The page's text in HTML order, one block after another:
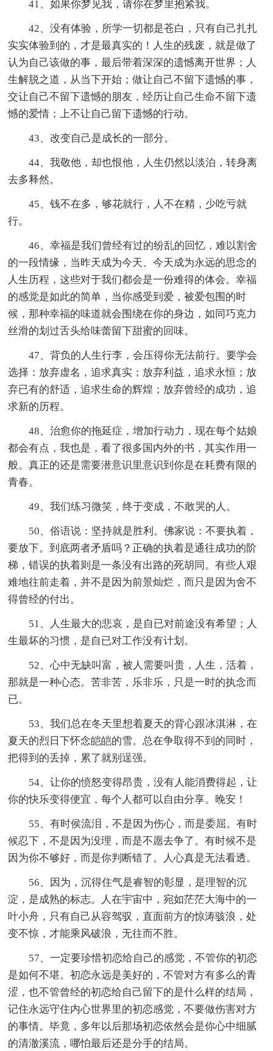
41、如果你梦见我，请你在梦里抱紧我。
42、没有体验，所学一切都是苍白，只有自己扎扎
实实体验到的，才是最真实的！人生的残废，就是做了
认为自己该做的事，最后带着深深的遗憾离开世界；人
生解脱之道，从当下开始；做让自己不留下遗憾的事，
交让自己不留下遗憾的朋友，经历让自己生命不留下遗
憾的爱情；上不让自己留下遗憾的行动。
43、改变自己是成长的一部分。
44、我敬他，却也恨他，人生仍然以淡泊，转身离
去多释然。
45、钱不在多，够花就行，人不在精，少吃亏就
行。
46、幸福是我们曾经有过的纷乱的回忆，难以割舍
的一段情缘，当昨天成为今天、今天成为永远的思念的
人生历程，这些对于我们都会是一份难得的体会。幸福
的感觉是如此的简单，当你感受到爱，被爱包围的时
候，那种幸福的味道就会围绕在你的身边，如同巧克力
丝滑的划过舌头给味蕾留下甜蜜的回味。
47、背负的人生行李，会压得你无法前行。要学会
选择：放弃虚名，追求真实；放弃利益，追求永恒；放
弃已有的舒适，追求生命的辉煌；放弃曾经的成功，追
求新的历程。
48、治愈你的拖延症，增加行动力，现在每个姑娘
都会有点，我也是，看了很多国内外的书，其实作用一
般。真正的还是需要潜意识里意识到你是在耗费有限的
青春。
49、我们练习微笑，终于变成，不敢哭的人。
50、俗语说：坚持就是胜利。佛家说：不要执着，
要放下。到底两者矛盾吗？正确的执着是通往成功的阶
梯，错误的执着则是一条没有出路的死胡同。有些人艰
难地往前走着，并不是因为前景灿烂，而只是因为舍不
得曾经的付出。
51、人生最大的悲哀，是自已对前途没有希望；人
生最坏的习惯，是自已对工作没有计划。
52、心中无缺叫富，被人需要叫贵，人生，活着，
那就是一种心态。苦非苦，乐非乐，只是一时的执念而
已。
53、我们总在冬天里想着夏天的背心跟冰淇淋，在
夏天的烈日下怀念皑皑的雪。总在争取得不到的同时，
把得到的丢掉，累了就别逞强。
54、让你的愤怒变得昂贵，没有人能消费得起，让
你的快乐变得便宜，每个人都可以自由分享。晚安！
55、有时侯流泪，不是因为伤心，而是委屈。有时
候忍下，不是因为没理，而是不愿去争了。有时候不是
因为你不够好，而是你判断错了。人心真是无法看透。
56、因为，沉得住气是睿智的彰显，是理智的沉
淀，是成熟的标志。人在宇宙中，宛如茫茫大海中的一
叶小舟，只有自己从容驾驭，直面前方的惊涛骇浪，处
变不惊，才能乘风破浪，无往而不胜。
57、一定要珍惜初恋给自己的感觉，不管你的初恋
是如何不堪。初恋永远是美好的，不管对方有多么的青
涩，也不管曾经的初恋给自己留下的是什么样的结局，
记住永远守住内心世界里的初恋感觉，不要做伤害对方
的事情。毕竟，多年以后那场初恋依然会是你心中细腻
的清澈溪流，哪怕最后还是分手的结局。